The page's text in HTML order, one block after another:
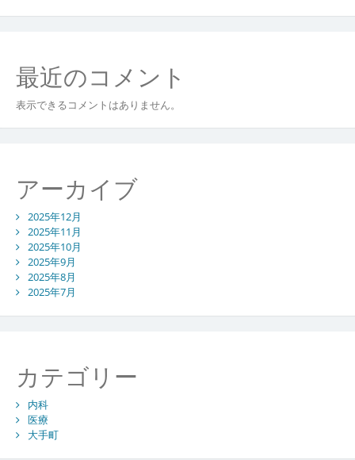
最近のコメント
表示できるコメントはありません。
アーカイブ
2025年12月
2025年11月
2025年10月
2025年9月
2025年8月
2025年7月
カテゴリー
内科
医療
大手町